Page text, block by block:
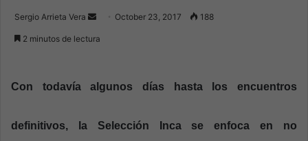
Sergio Arrieta Vera
a
m
October 23, 2017 188
2 minutos de lectura
Con todavía algunos días hasta los encuentros
definitivos, la Selección Inca se enfoca en no